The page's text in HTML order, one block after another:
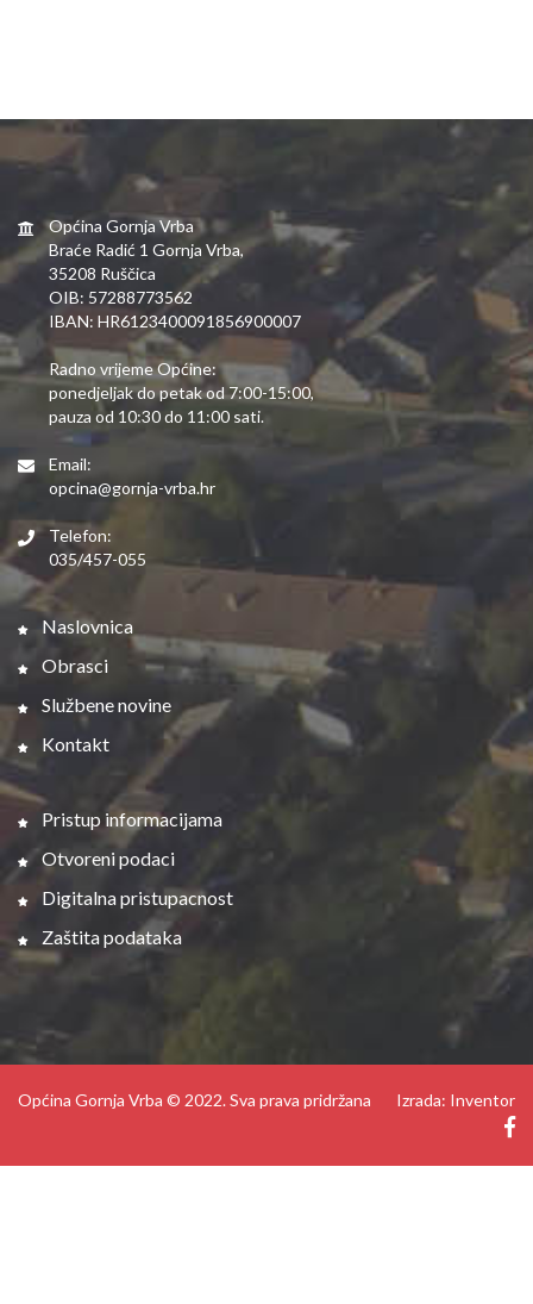
Općina Gornja Vrba
Braće Radić 1 Gornja Vrba,
35208 Ruščica
OIB: 57288773562
IBAN: HR6123400091856900007
Radno vrijeme Općine:
ponedjeljak do petak od 7:00-15:00,
pauza od 10:30 do 11:00 sati.
Email:
opcina@gornja-vrba.hr
Telefon:
035/457-055
Naslovnica
Obrasci
Službene novine
Kontakt
Pristup informacijama
Otvoreni podaci
Digitalna pristupacnost
Zaštita podataka
Općina Gornja Vrba © 2022. Sva prava pridržana Izrada: Inventor